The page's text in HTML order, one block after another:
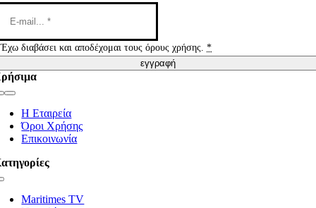
Έχω διαβάσει και αποδέχομαι τους όρους χρήσης.*
εγγραφή
Η Εταιρεία
Όροι Χρήσης
Επικοινωνία
Maritimes TV